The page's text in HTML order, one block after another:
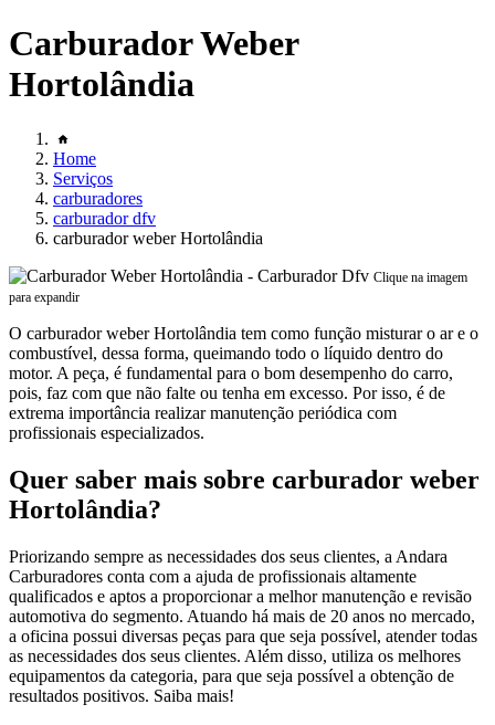
Carburador Weber
Hortolândia
Home
Serviços
carburadores
carburador dfv
carburador weber Hortolândia
Clique na imagem
para expandir
O carburador weber Hortolândia tem como função misturar o ar e o
combustível, dessa forma, queimando todo o líquido dentro do
motor. A peça, é fundamental para o bom desempenho do carro,
pois, faz com que não falte ou tenha em excesso. Por isso, é de
extrema importância realizar manutenção periódica com
profissionais especializados.
Quer saber mais sobre carburador weber
Hortolândia?
Priorizando sempre as necessidades dos seus clientes, a Andara
Carburadores conta com a ajuda de profissionais altamente
qualificados e aptos a proporcionar a melhor manutenção e revisão
automotiva do segmento. Atuando há mais de 20 anos no mercado,
a oficina possui diversas peças para que seja possível, atender todas
as necessidades dos seus clientes. Além disso, utiliza os melhores
equipamentos da categoria, para que seja possível a obtenção de
resultados positivos. Saiba mais!